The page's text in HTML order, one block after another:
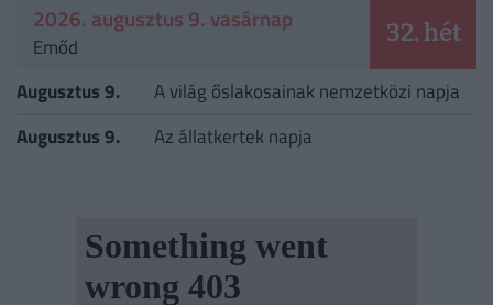
2026. augusztus 9. vasárnap
Emőd 32. hét
Augusztus 9.
A világ őslakosainak nemzetközi napja
Augusztus 9.
Az állatkertek napja